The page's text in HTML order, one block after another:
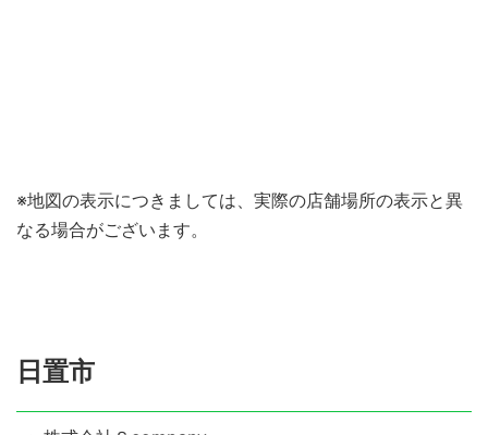
※地図の表示につきましては、実際の店舗場所の表示と異
なる場合がございます。
日置市